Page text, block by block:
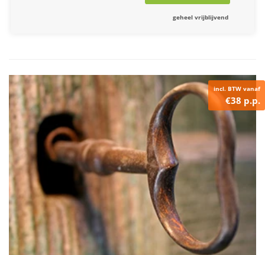
geheel vrijblijvend
incl. BTW vanaf
€38 p.p.